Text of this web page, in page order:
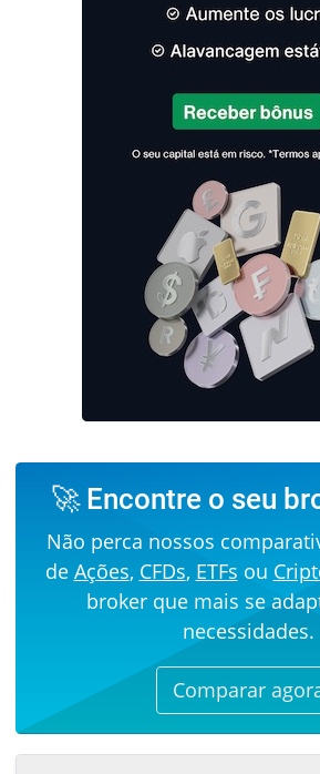
🚀 Encontre o seu
Não perca nossos
de Ações, CFDs, ETFs ou
broker que mais se
necessidades.
Comparar